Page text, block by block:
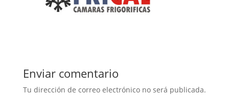
Enviar comentario
Tu dirección de correo electrónico no será publicada.